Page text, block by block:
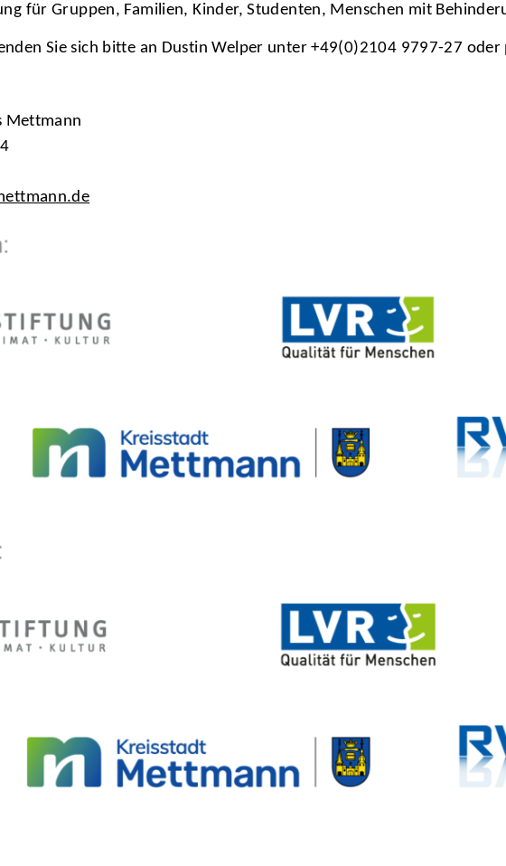
für Gruppen, Familien, Kinder, Studenten, Menschen mit
Sie sich bitte an Dustin Welper unter +49(0)2104 9797-27
Mettmann